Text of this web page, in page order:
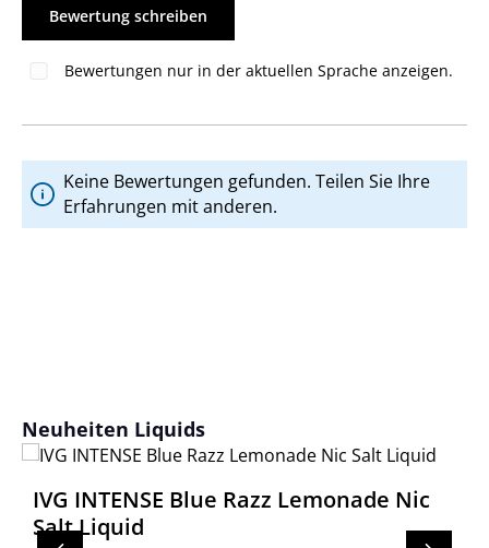
Bewertung schreiben
Bewertungen nur in der aktuellen Sprache anzeigen.
Keine Bewertungen gefunden. Teilen Sie Ihre
Erfahrungen mit anderen.
Produktgalerie überspringen
Neuheiten Liquids
IVG INTENSE Blue Razz Lemonade Nic
Salt Liquid